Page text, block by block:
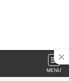
MENU